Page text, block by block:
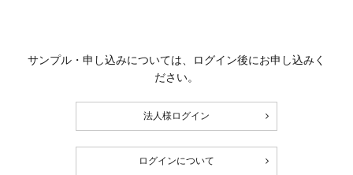
サンプル・申し込みについては、ログイン後にお申し込みく
ださい。
法人様ログイン
ログインについて